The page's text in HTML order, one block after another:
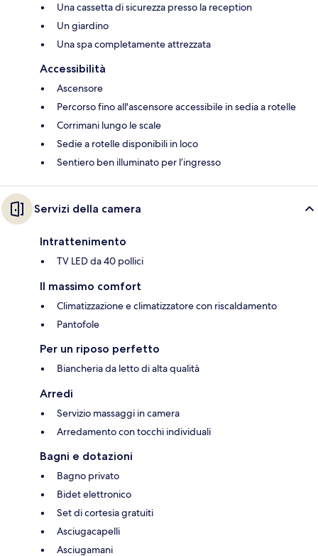
Una cassetta di sicurezza presso la reception
Un giardino
Una spa completamente attrezzata
Accessibilità
Ascensore
Percorso fino all'ascensore accessibile in sedia a rotelle
Corrimani lungo le scale
Sedie a rotelle disponibili in loco
Sentiero ben illuminato per l’ingresso
Servizi della camera
Intrattenimento
TV LED da 40 pollici
Il massimo comfort
Climatizzazione e climatizzatore con riscaldamento
Pantofole
Per un riposo perfetto
Biancheria da letto di alta qualità
Arredi
Servizio massaggi in camera
Arredamento con tocchi individuali
Bagni e dotazioni
Bagno privato
Bidet elettronico
Set di cortesia gratuiti
Asciugacapelli
Asciugamani